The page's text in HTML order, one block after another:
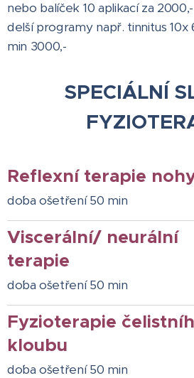
nebo balíček 10 aplikací za 2000,-
delší programy např. tinnitus 10x
min 3000,-
SPECIÁLNÍ
Reflexní terapie
do´ba ošetření 50 min
Viscerální/ neurální
terapie
do´ba ošetření 50 min
Fyzioterapie
kloubu
do´ba ošetření 50 min